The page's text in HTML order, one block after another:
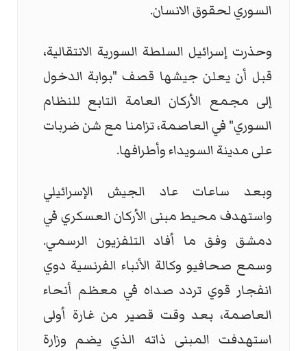
السوري لحقوق الانسان.
وحذرت إسرائيل السلطة السورية الانتقالية،
قبل أن يعلن جيشها قصف "بوابة الدخول
إلى مجمع الأركان العامة التابع للنظام
السوري" في العاصمة، تزامنا مع شن ضربات
على مدينة السويداء وأطرافها.
وبعد ساعات عاد الجيش الإسرائيلي
واستهدف محيط مبنى الأركان العسكري في
دمشق وفق ما أفاد التلفزيون الرسمي.
وسمع صحافيو وكالة الأنباء الفرنسية دوي
انفجار قوي تردد صداه في معظم أنحاء
العاصمة، بعد وقت قصير من غارة أولى
استهدفت المبنى ذاته الذي يضم وزارة